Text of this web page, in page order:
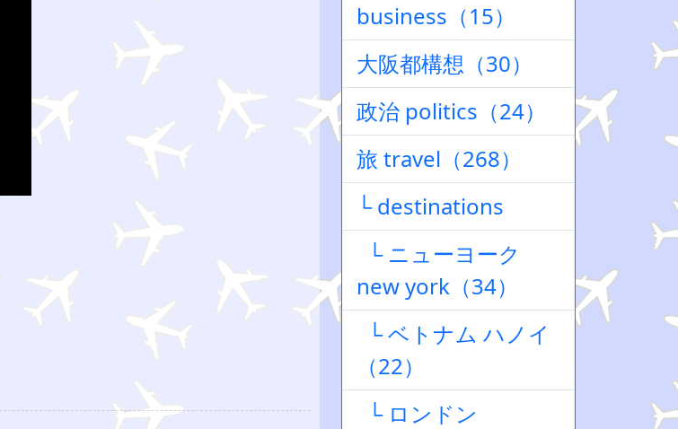
business（15）
大阪都構想（30）
政治 politics（24）
旅 travel（268）
└ destinations
└ ニューヨーク
new york（34）
└ ベトナム ハノイ
（22）
└ ロンドン